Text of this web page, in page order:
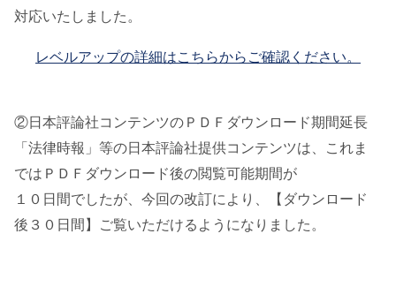
対応いたしました。
レベルアップの詳細はこちらからご確認ください。
②日本評論社コンテンツのＰＤＦダウンロード期間延長
「法律時報」等の日本評論社提供コンテンツは、これま
ではＰＤＦダウンロード後の閲覧可能期間が
１０日間でしたが、今回の改訂により、【ダウンロード
後３０日間】ご覧いただけるようになりました。